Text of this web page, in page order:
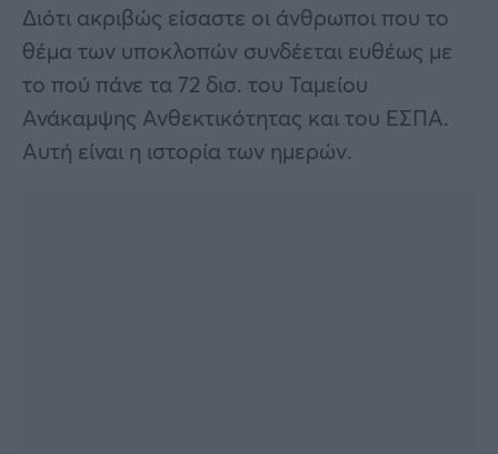
Διότι ακριβώς είσαστε οι άνθρωποι που το
θέμα των υποκλοπών συνδέεται ευθέως με
το πού πάνε τα 72 δισ. του Ταμείου
Ανάκαμψης Ανθεκτικότητας και του ΕΣΠΑ.
Αυτή είναι η ιστορία των ημερών.